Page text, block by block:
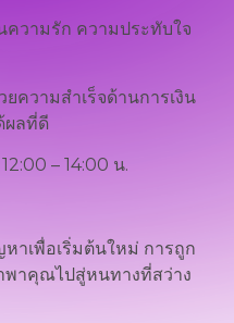
ความรัก ความประทับใจ
ความสำเร็จด้านการเงิน
ผลที่ดี
– 14:00 น.
าเพื่อเริ่มต้นใหม่ การถูก
พาคุณไปสู่หนทางที่สว่าง